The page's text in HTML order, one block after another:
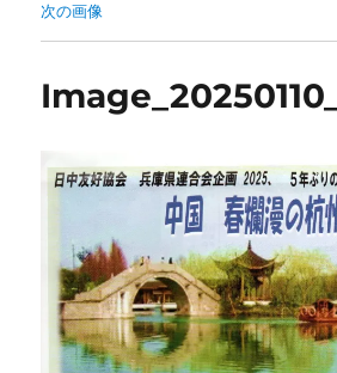
次の画像